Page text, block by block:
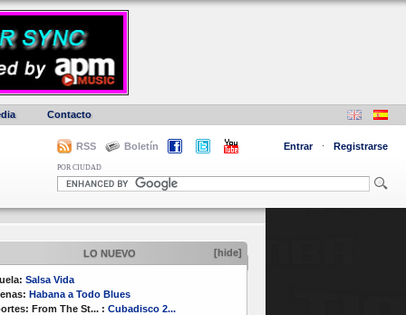
Contacto
RSS Boletín Entrar · Registrarse
POR CIUDAD
LO NUEVO [hide]
Salsa Vida
Habana a Todo Blues
From The St... : Cubadisco 2...